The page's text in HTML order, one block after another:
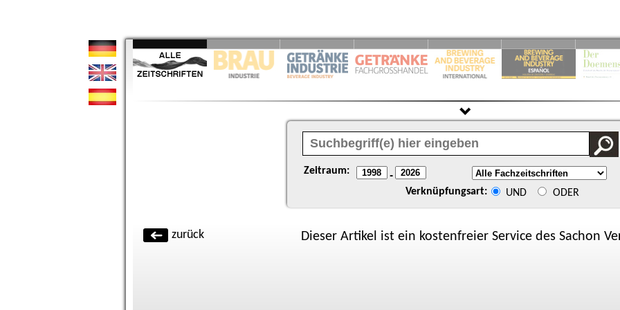
Zeitraum: -
Verknüpfungsart: UND ODER
zurück Dieser Artikel ist ein kostenfreier Service des Sachon